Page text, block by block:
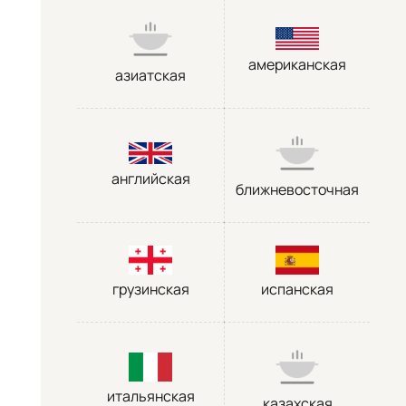
азиатская
американская
английская
ближневосточная
грузинская испанская
итальянская